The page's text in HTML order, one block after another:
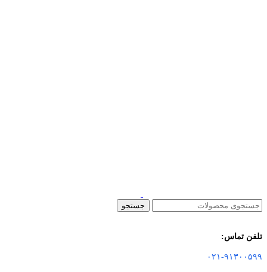
جستجو
تلفن تماس:
۰۲۱-۹۱۳۰۰۵۹۹